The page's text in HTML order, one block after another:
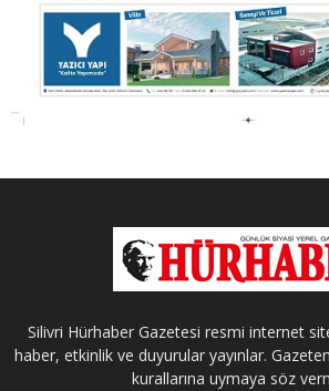
Silivri Hürhaber Gazetesi resmi internet
haber, etkinlik ve duyurular yayınlar.
kurallarına uymaya söz